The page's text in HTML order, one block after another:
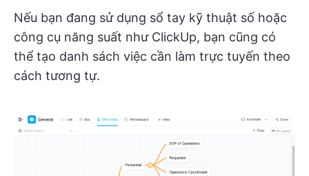
Nếu bạn đang sử dụng sổ tay kỹ thuật số hoặc
công cụ năng suất như ClickUp, bạn cũng có
thể tạo danh sách việc cần làm trực tuyến theo
cách tương tự.